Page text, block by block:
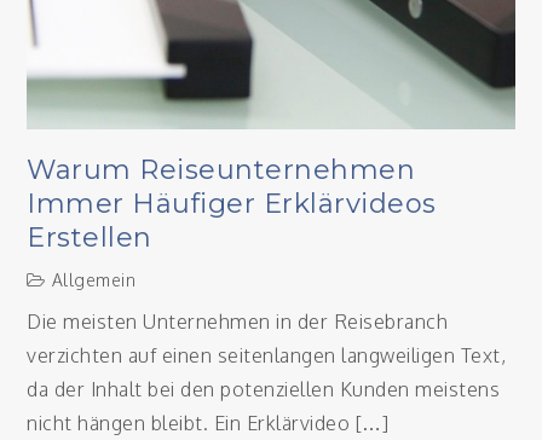
Warum Reiseunternehmen
Immer Häufiger Erklärvideos
Erstellen
Allgemein
Die meisten Unternehmen in der Reisebranch
verzichten auf einen seitenlangen langweiligen Text,
da der Inhalt bei den potenziellen Kunden meistens
nicht hängen bleibt. Ein Erklärvideo […]